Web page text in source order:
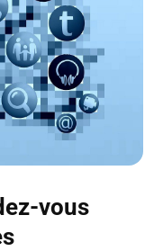
vous